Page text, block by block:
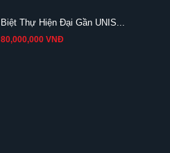
Biệt Thự Hiện Đại Gần UNIS...
80,000,000 VNĐ